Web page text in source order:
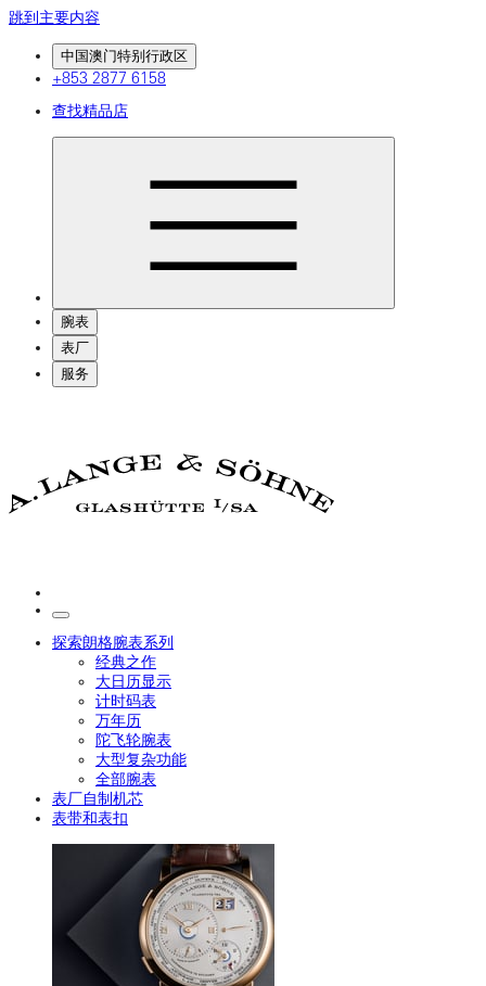
跳到主要内容
中国澳门特别行政区
+853 2877 6158
查找精品店
腕表
表厂
服务
探索朗格腕表系列
经典之作
大日历显示
计时码表
万年历
陀飞轮腕表
大型复杂功能
全部腕表
表厂自制机芯
表带和表扣